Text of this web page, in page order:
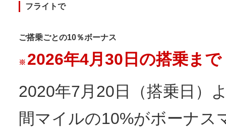
フライトで
ご搭乗ごとの10％ボーナス
※ 2026年4月30日の搭乗まで
2020年7月20日（搭乗日）
間マイルの10%がボーナ